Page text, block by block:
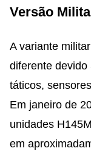
Versão
A variante
diferente
táticos,
Em janeiro de
unidades
em